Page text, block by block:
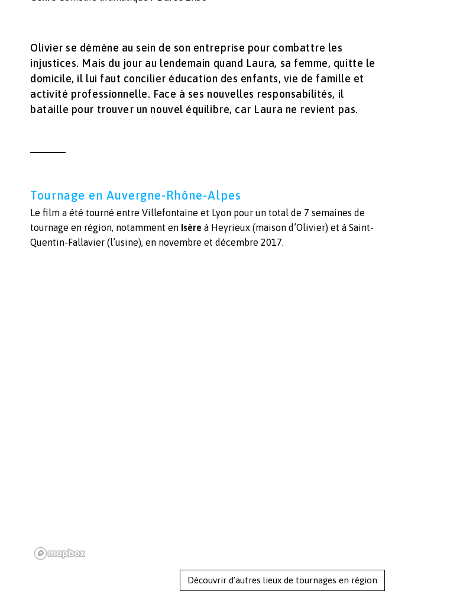
Olivier se démène au sein de son entreprise pour combattre les
injustices. Mais du jour au lendemain quand Laura, sa femme, quitte le
domicile, il lui faut concilier éducation des enfants, vie de famille et
activité professionnelle. Face à ses nouvelles responsabilités, il
bataille pour trouver un nouvel équilibre, car Laura ne revient pas.
Tournage en Auvergne-Rhône-Alpes
Le film a été tourné entre Villefontaine et Lyon pour un total de 7 semaines de
tournage en région, notamment en Isère à Heyrieux (maison d’Olivier) et à Saint-
Quentin-Fallavier (l’usine), en novembre et décembre 2017.
Découvrir d’autres lieux de tournages en région